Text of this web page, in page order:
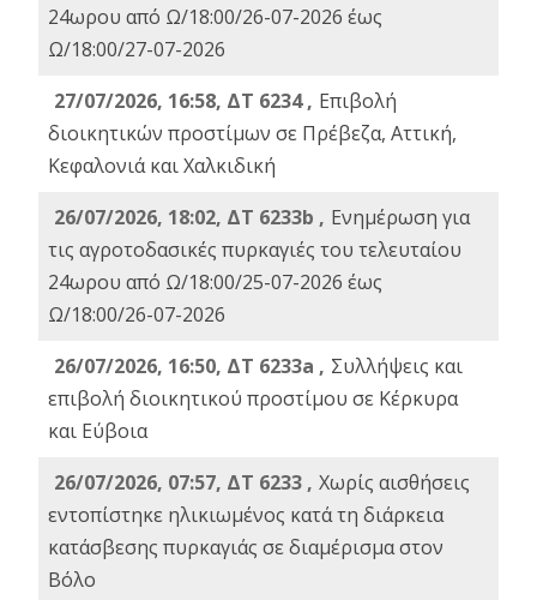
24ωρου από Ω/18:00/26-07-2026 έως
Ω/18:00/27-07-2026
27/07/2026, 16:58, ΔΤ 6234 , Eπιβολή
διοικητικών προστίμων σε Πρέβεζα, Αττική,
Κεφαλονιά και Χαλκιδική
26/07/2026, 18:02, ΔΤ 6233b , Ενημέρωση για
τις αγροτοδασικές πυρκαγιές του τελευταίου
24ωρου από Ω/18:00/25-07-2026 έως
Ω/18:00/26-07-2026
26/07/2026, 16:50, ΔΤ 6233a , Συλλήψεις και
επιβολή διοικητικού προστίμου σε Κέρκυρα
και Εύβοια
26/07/2026, 07:57, ΔΤ 6233 , Χωρίς αισθήσεις
εντοπίστηκε ηλικιωμένος κατά τη διάρκεια
κατάσβεσης πυρκαγιάς σε διαμέρισμα στον
Βόλο